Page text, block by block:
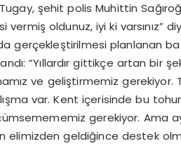
şehit polis Muhittin
vermiş oldunuz, iyi ki varsınız”
gerçekleştirilmesi planlanan
“Yıllardır gittikçe artan bir
ve geliştirmemiz
var. Kent içerisinde bu
gerekiyor. Ama
geldiğince destek